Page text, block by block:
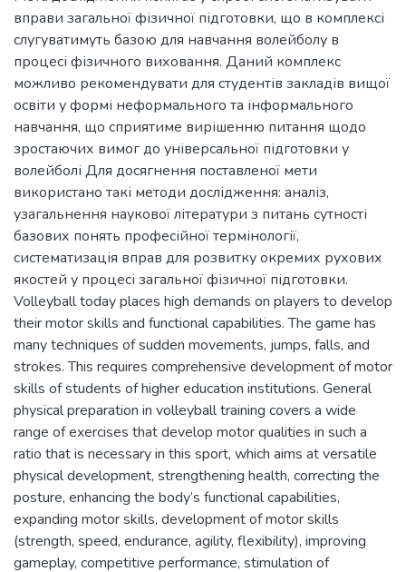
вправи загальної фізичної підготовки, що в комплексі
слугуватимуть базою для навчання волейболу в
процесі фізичного виховання. Даний комплекс
можливо рекомендувати для студентів закладів вищої
освіти у формі неформального та інформального
навчання, що сприятиме вирішенню питання щодо
зростаючих вимог до універсальної підготовки у
волейболі Для досягнення поставленої мети
використано такі методи дослідження: аналіз,
узагальнення наукової літератури з питань сутності
базових понять професійної термінології,
систематизація вправ для розвитку окремих рухових
якостей у процесі загальної фізичної підготовки.
Volleyball today places high demands on players to develop
their motor skills and functional capabilities. The game has
many techniques of sudden movements, jumps, falls, and
strokes. This requires comprehensive development of motor
skills of students of higher education institutions. General
physical preparation in volleyball training covers a wide
range of exercises that develop motor qualities in such a
ratio that is necessary in this sport, which aims at versatile
physical development, strengthening health, correcting the
posture, enhancing the body’s functional capabilities,
expanding motor skills, development of motor skills
(strength, speed, endurance, agility, flexibility), improving
gameplay, competitive performance, stimulation of